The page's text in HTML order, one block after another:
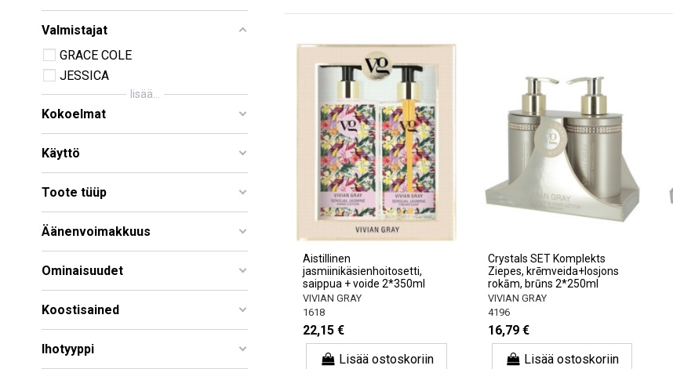
Aistillinen
jasmiinikäsienhoitosetti,
saippua + voide 2*350ml
VIVIAN GRAY
1618
22,15 €
Lisää ostoskoriin
Crystals SET Komplekts
Ziepes, krēmveida+losjons
rokām, brūns 2*250ml
VIVIAN GRAY
4196
16,79 €
Lisää ostoskoriin
Valmistajat
GRACE COLE
JESSICA
lisää...
Kokoelmat
Käyttö
Toote tüüp
Äänenvoimakkuus
Ominaisuudet
Koostisained
Ihotyyppi